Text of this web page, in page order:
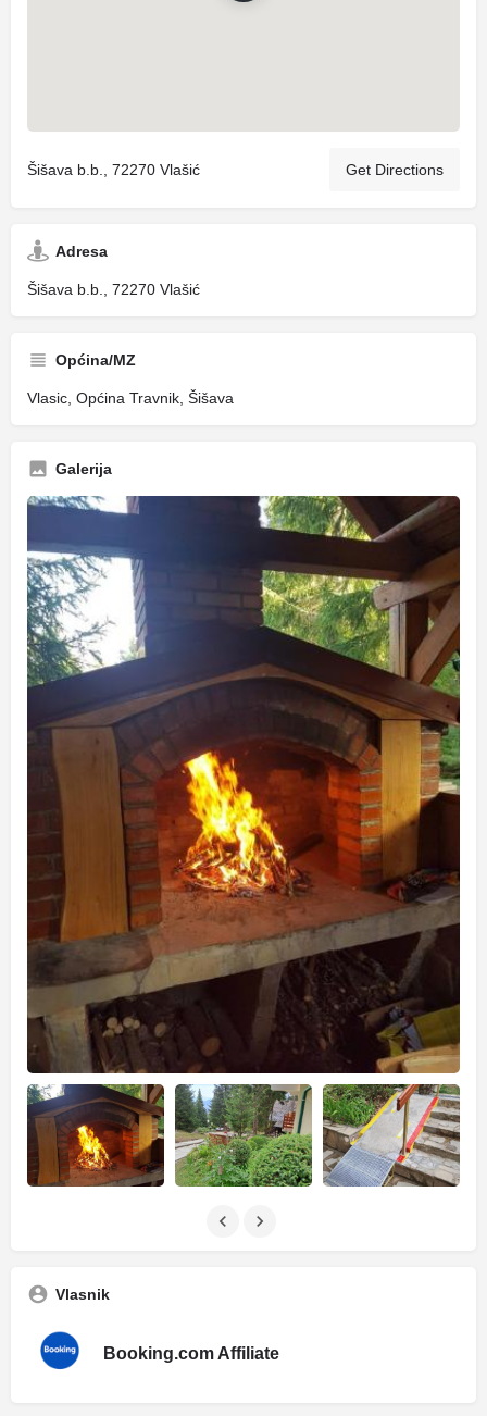
Šišava b.b., 72270 Vlašić Get Directions
Adresa
Šišava b.b., 72270 Vlašić
Općina/MZ
Vlasic, Općina Travnik, Šišava
Galerija
Vlasnik
Booking.com Affiliate